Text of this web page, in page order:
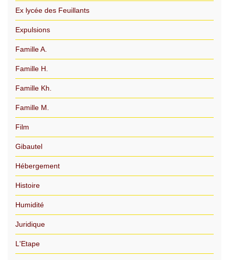
Ex lycée des Feuillants
Expulsions
Famille A.
Famille H.
Famille Kh.
Famille M.
Film
Gibautel
Hébergement
Histoire
Humidité
Juridique
L'Etape